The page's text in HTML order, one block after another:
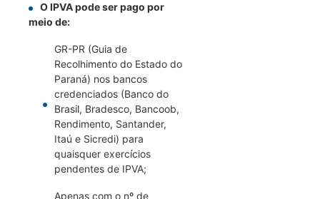
O IPVA pode ser pago por
meio de:
GR-PR (Guia de
Recolhimento do Estado do
Paraná) nos bancos
credenciados (Banco do
Brasil, Bradesco, Bancoob,
Rendimento, Santander,
Itaú e Sicredi) para
quaisquer exercícios
pendentes de IPVA;
Apenas com o nº de